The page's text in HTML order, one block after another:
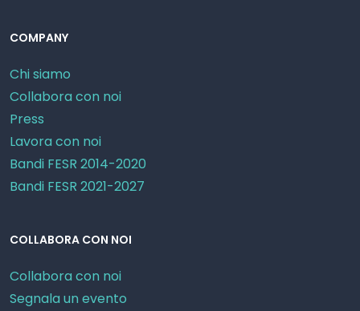
COMPANY
Chi siamo
Collabora con noi
Press
Lavora con noi
Bandi FESR 2014-2020
Bandi FESR 2021-2027
COLLABORA CON NOI
Collabora con noi
Segnala un evento